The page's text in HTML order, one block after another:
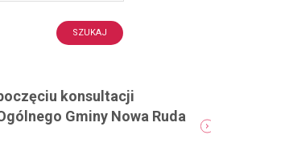
SZUKAJ
konsultacji
Gminy Nowa Ruda